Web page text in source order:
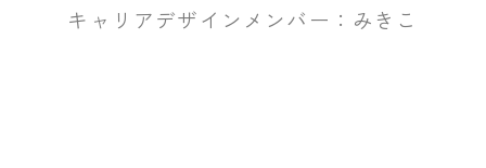
キャリアデザインメンバー：みきこ